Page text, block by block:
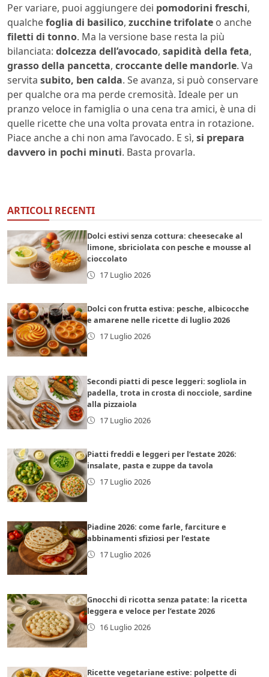
Per variare, puoi aggiungere dei pomodorini freschi,
qualchefoglia di basilico, zucchine trifolate o anche
filetti di tonno. Ma la versione base resta la più
bilanciata: dolcezza dell’avocado, sapidità della feta,
grasso della pancetta, croccante delle mandorle. Va
servita subito, ben calda. Se avanza, si può conservare
per qualche ora ma perde cremosità. Ideale per un
pranzo veloce in famiglia o una cena tra amici, è una di
quelle ricette che una volta provata entra in rotazione.
Piace anche a chi non ama l’avocado. E sì, si prepara
davvero in pochi minuti. Basta provarla.
ARTICOLI RECENTI
Dolci estivi senza cottura: cheesecake al
limone, sbriciolata con pesche e mousse al
cioccolato
17 Luglio 2026
Dolci con frutta estiva: pesche, albicocche
e amarene nelle ricette di luglio 2026
17 Luglio 2026
Secondi piatti di pesce leggeri: sogliola in
padella, trota in crosta di nocciole, sardine
alla pizzaiola
17 Luglio 2026
Piatti freddi e leggeri per l’estate 2026:
insalate, pasta e zuppe da tavola
17 Luglio 2026
Piadine 2026: come farle, farciture e
abbinamenti sfiziosi per l’estate
17 Luglio 2026
Gnocchi di ricotta senza patate: la ricetta
leggera e veloce per l’estate 2026
16 Luglio 2026
Ricette vegetariane estive: polpette di